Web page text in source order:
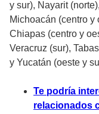
y sur), Nayarit
Michoacán (centro y
Chiapas (centro y
Veracruz (sur),
y Yucatán (oeste y
Te podría
relacionados